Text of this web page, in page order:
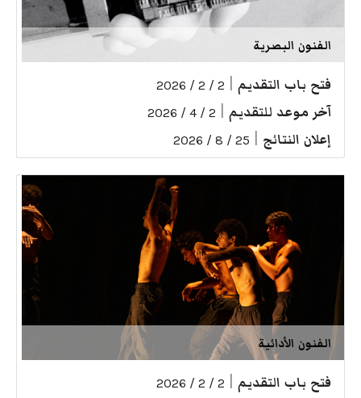
الفنون البصرية
فتح باب التقديم 2 / 2 / 2026
آخر موعد للتقديم 2 / 4 / 2026
إعلان النتائج 25 / 8 / 2026
الفنون الأدائية
فتح باب التقديم 2 / 2 / 2026